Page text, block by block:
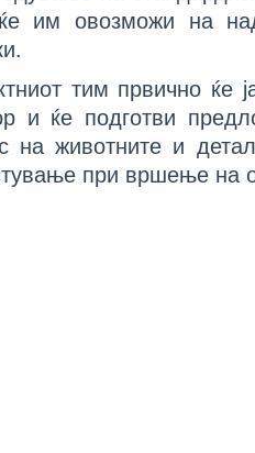
им овозможи на
тим првично ќе
и ќе подготви
на животните и
при вршење на